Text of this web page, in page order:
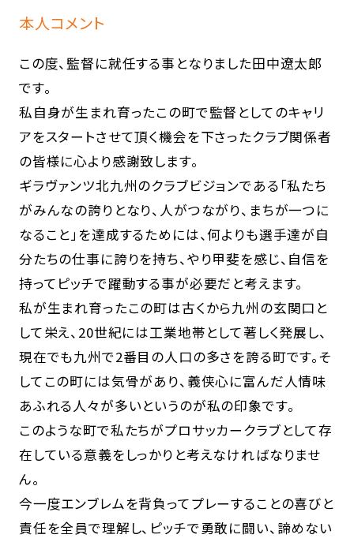
本人コメント
この度、監督に就任する事となりました田中遼太郎
です。
私自身が生まれ育ったこの町で監督としてのキャリ
アをスタートさせて頂く機会を下さったクラブ関係者
の皆様に心より感謝致します。
ギラヴァンツ北九州のクラブビジョンである「私たち
がみんなの誇りとなり、人がつながり、まちが一つに
なること」を達成するためには、何よりも選手達が自
分たちの仕事に誇りを持ち、やり甲斐を感じ、自信を
持ってピッチで躍動する事が必要だと考えます。
私が生まれ育ったこの町は古くから九州の玄関口と
して栄え、20世紀には工業地帯として著しく発展し、
現在でも九州で2番目の人口の多さを誇る町です。そ
してこの町には気骨があり、義侠心に富んだ人情味
あふれる人々が多いというのが私の印象です。
このような町で私たちがプロサッカークラブとして存
在している意義をしっかりと考えなければなりませ
ん。
今一度エンブレムを背負ってプレーすることの喜びと
責任を全員で理解し、ピッチで勇敢に闘い、諦めない